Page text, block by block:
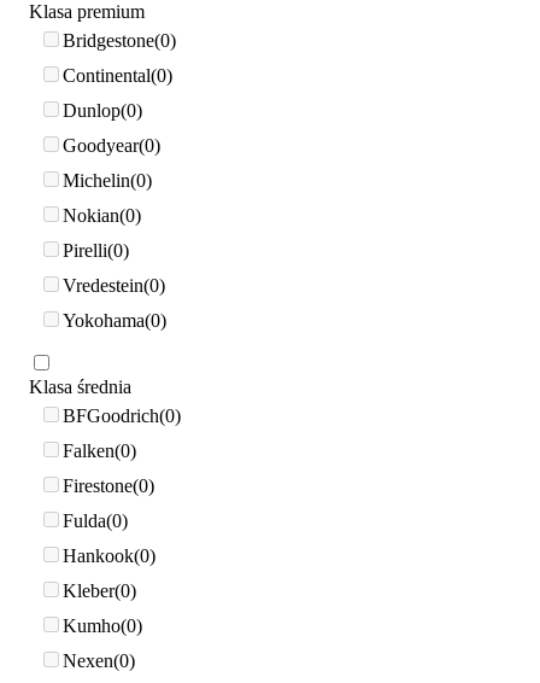
Klasa premium
Bridgestone 0
Continental 0
Dunlop 0
Goodyear 0
Michelin 0
Nokian 0
Pirelli 0
Vredestein 0
Yokohama 0
Klasa średnia
BFGoodrich 0
Falken 0
Firestone 0
Fulda 0
Hankook 0
Kleber 0
Kumho 0
Nexen 0